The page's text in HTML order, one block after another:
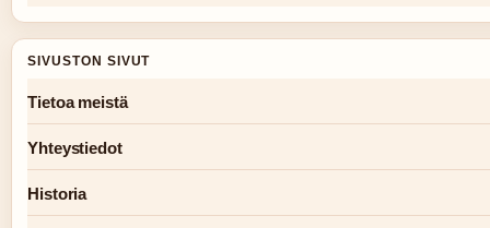
SIVUSTON SIVUT
Tietoa meistä
Yhteystiedot
Historia